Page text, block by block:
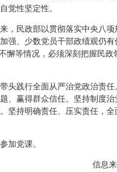
觉性坚定性。
民政部以贯彻落实中央八项
强、少数党员干部政绩观仍
等情况，必须深刻把握民政
践行全面从严治党政治责任
、赢得群众信任。坚持制度
坚持明确责任、压实责任，
加党课。
信息来源